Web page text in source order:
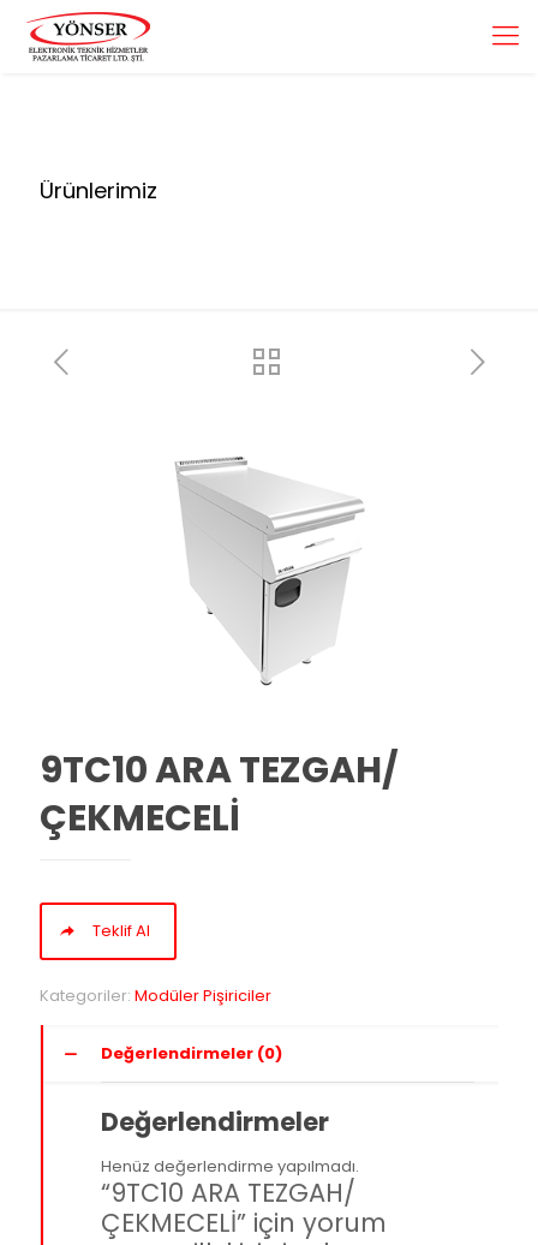
Ürünlerimiz
9TC10 ARA TEZGAH/
ÇEKMECELİ
Teklif Al
Kategoriler: Modüler Pişiriciler
Değerlendirmeler (0)
Değerlendirmeler
Henüz değerlendirme yapılmadı.
“9TC10 ARA TEZGAH/
ÇEKMECELİ” için yorum